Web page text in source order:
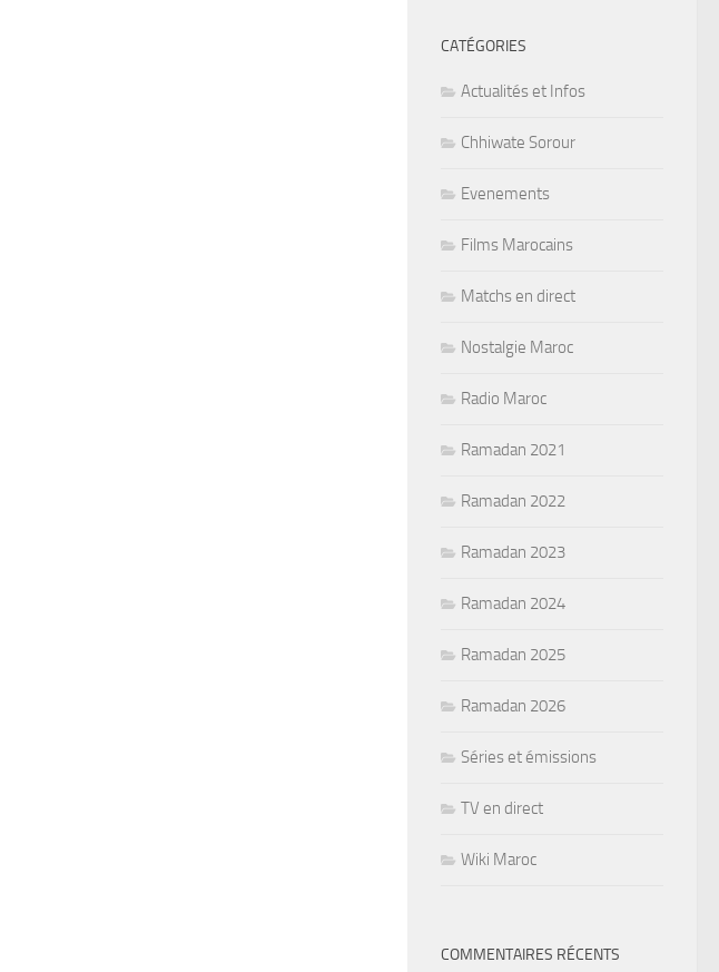
CATÉGORIES
Actualités et Infos
Chhiwate Sorour
Evenements
Films Marocains
Matchs en direct
Nostalgie Maroc
Radio Maroc
Ramadan 2021
Ramadan 2022
Ramadan 2023
Ramadan 2024
Ramadan 2025
Ramadan 2026
Séries et émissions
TV en direct
Wiki Maroc
COMMENTAIRES RÉCENTS